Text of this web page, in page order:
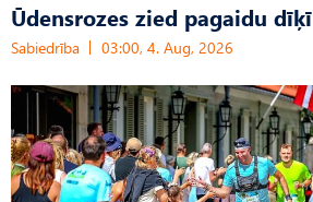
Ūdensrozes zied pagaidu dīķī
Sabiedrība 03:00, 4. Aug, 2026